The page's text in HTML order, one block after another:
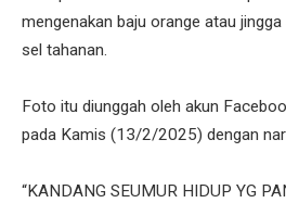
mengenakan baju orange atau
sel tahanan.
Foto itu diunggah oleh akun
pada Kamis (13/2/2025) dengan
“KANDANG SEUMUR HIDUP YG